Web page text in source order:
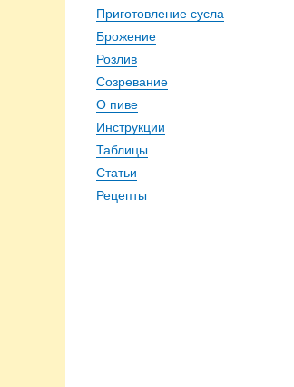
Приготовление сусла
Брожение
Розлив
Созревание
О пиве
Инструкции
Таблицы
Статьи
Рецепты